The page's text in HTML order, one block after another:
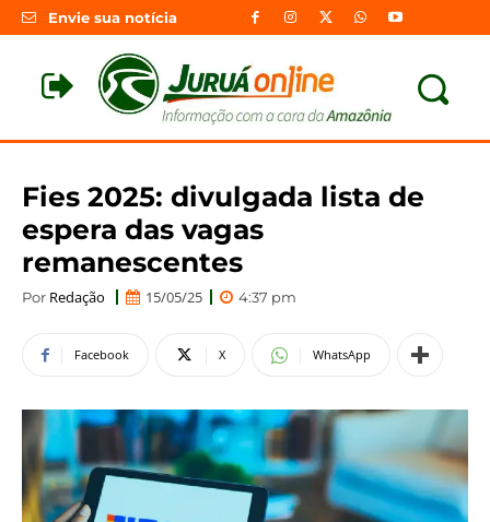
Envie sua notícia
Fies 2025: divulgada lista de
espera das vagas
remanescentes
Por Redação 15/05/25 4:37 pm
Facebook X WhatsApp